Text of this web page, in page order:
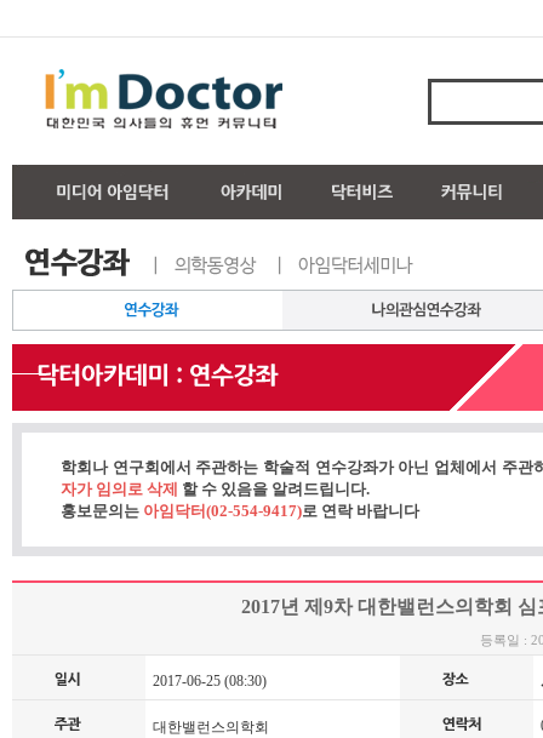
학회나 연구회에서 주관하는 학술적 연수강좌가 아닌 업체에서 주
자가 임의로 삭제 할 수 있음을 알려드립니다.
홍보문의는 아임닥터(02-554-9417)로 연락 바랍니다
2017년 제9차 대한밸런스의학회 심
등록일 :
2017-06-25 (08:30)
대한밸런스의학회